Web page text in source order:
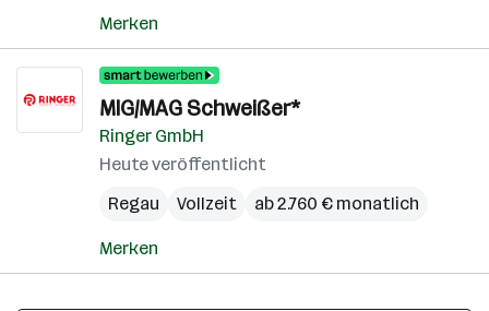
Merken
MIG/MAG Schweißer*
Ringer GmbH
Heute veröffentlicht
Regau
Vollzeit ab 2.760 € monatlich
Merken